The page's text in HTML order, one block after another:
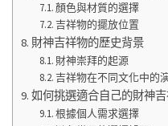
顏色與材質的選擇
吉祥物的擺放位置
財神吉祥物的歷史背景
財神崇拜的起源
吉祥物在不同文化中的
如何挑選適合自己的財神
根據個人需求選擇